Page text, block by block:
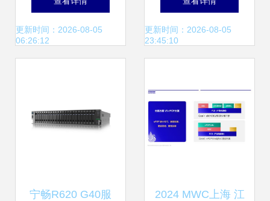
设计与实现
更新时间：2026-08-05
06:26:12
2488H V6 为志强
越的数据处理与存
储支持服务
更新时间：2026-08-05
23:45:10
宁畅R620 G40服 2024 MWC上海 江